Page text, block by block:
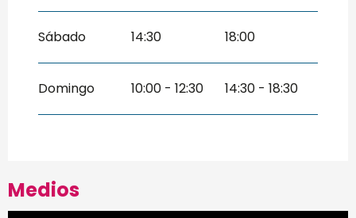
Sábado 14:30 18:00
Domingo 10:00 - 12:30 14:30 - 18:30
Medios